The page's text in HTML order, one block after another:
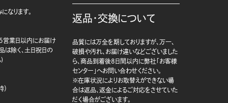
なります。
営業日以内にお届け
は除く、土日祝日の
)
返品・交換について
品質には万全を期しておりますが、万一、
破損や汚れ、お届け違いなどございました
ら、商品到着後8日間以内に弊社「お客様
センター」へお問い合わせください。
※在庫状況によりお取替えができない場
合は返品、返金によるご対応をさせていた
だく場合がございます。